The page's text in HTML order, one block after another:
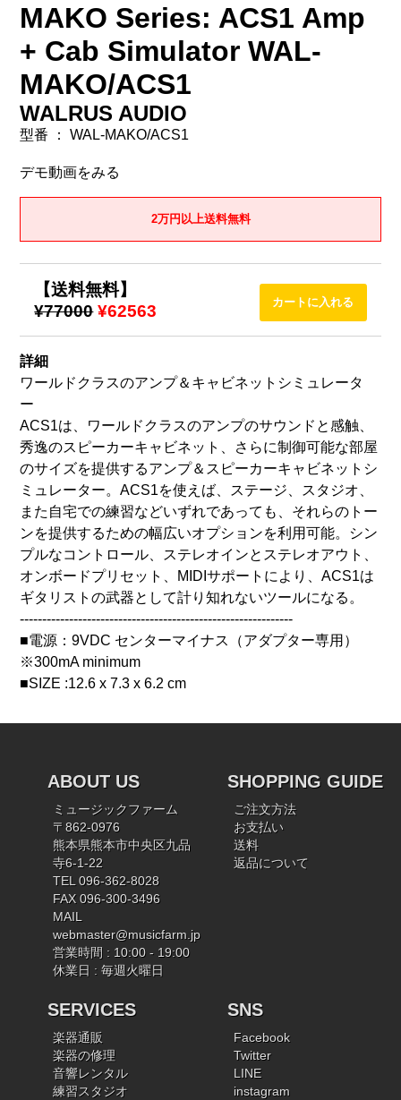
MAKO Series: ACS1 Amp
+ Cab Simulator WAL-
MAKO/ACS1
WALRUS AUDIO
型番 ： WAL-MAKO/ACS1
デモ動画をみる
2万円以上送料無料
【送料無料】
¥77000 ¥62563
詳細
ワールドクラスのアンプ＆キャビネットシミュレータ
ー
ACS1は、ワールドクラスのアンプのサウンドと感触、
秀逸のスピーカーキャビネット、さらに制御可能な部屋
のサイズを提供するアンプ＆スピーカーキャビネットシ
ミュレーター。ACS1を使えば、ステージ、スタジオ、
また自宅での練習などいずれであっても、それらのトー
ンを提供するための幅広いオプションを利用可能。シン
プルなコントロール、ステレオインとステレオアウト、
オンボードプリセット、MIDIサポートにより、ACS1は
ギタリストの武器として計り知れないツールになる。
-------------------------------------------------------------
■電源：9VDC センターマイナス（アダプター専用）
※300mA minimum
■SIZE :12.6 x 7.3 x 6.2 cm
ABOUT US
ミュージックファーム
〒862-0976
熊本県熊本市中央区九品
寺6-1-22
TEL 096-362-8028
FAX 096-300-3496
MAIL
webmaster@musicfarm.jp
営業時間 : 10:00 - 19:00
休業日 : 毎週火曜日
SHOPPING GUIDE
ご注文方法
お支払い
送料
返品について
SERVICES
楽器通販
楽器の修理
音響レンタル
練習スタジオ
SNS
Facebook
Twitter
LINE
instagram